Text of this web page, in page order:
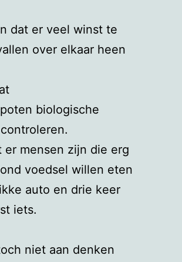
dat er veel winst te
over elkaar heen
biologische
mensen zijn die erg
voedsel willen eten
auto en drie keer
iets.
niet aan denken